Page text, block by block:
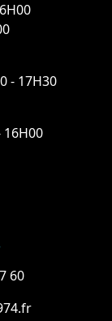
- 17H30
60